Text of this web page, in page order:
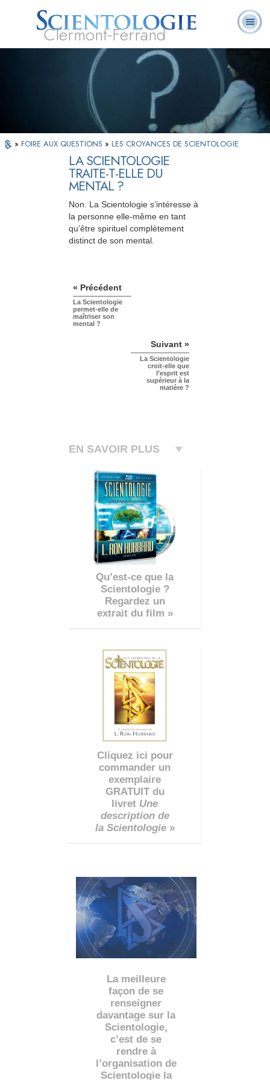
Clermont-Ferrand
Qu’est-ce que la
Scientologie ?
Ministres
volontaires
Foire aux
questions
» FOIRE AUX QUESTIONS » LES CROYANCES DE SCIENTOLOGIE
LA SCIENTOLOGIE
TRAITE-T-ELLE DU
MENTAL ?
Non. La Scientologie s’intéresse à
la personne elle-même en tant
qu’être spirituel complètement
distinct de son mental.
« Précédent
La Scientologie
permet-elle de
maîtriser son
mental ?
Suivant »
La Scientologie
croit-elle que
l’esprit est
supérieur à la
matière ?
EN SAVOIR PLUS
Qu’est-ce que la
Scientologie ?
Regardez un
extrait du film »
Cliquez ici pour
commander un
exemplaire
GRATUIT du
livret Une
description de
la Scientologie»
La meilleure
façon de se
renseigner
davantage sur la
Scientologie,
c’est de se
rendre à
l’organisation de
Scientologie la